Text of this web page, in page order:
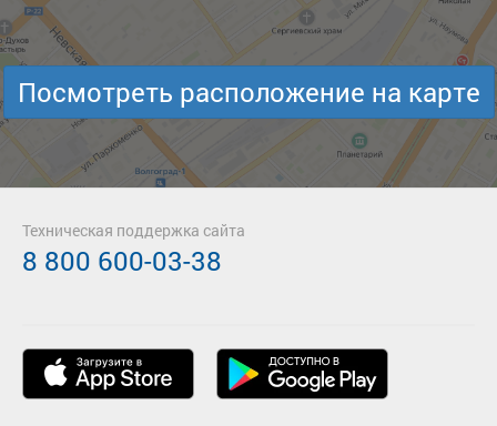
Посмотреть расположение на карте
Техническая поддержка сайта
8 800 600-03-38